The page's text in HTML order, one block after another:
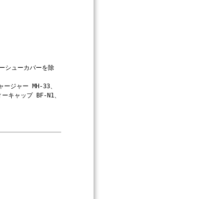
シューカバーを除
ジャー MH-33、
キャップ BF-N1、